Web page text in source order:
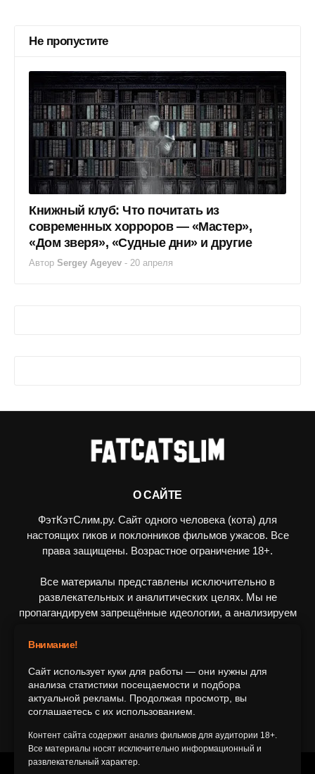
Не пропустите
Книжный клуб: Что почитать из
современных хорроров — «Мастер»,
«Дом зверя», «Судные дни» и другие
Автор Sergey Ageyev - 20 апреля
О САЙТЕ
ФэтКэтСлим.ру. Сайт одного человека (кота) для
настоящих гиков и поклонников фильмов ужасов. Все
права защищены. Возрастное ограничение 18+.
Все материалы представлены исключительно в
развлекательных и аналитических целях. Мы не
пропагандируем запрещённые идеологии, а анализируем
ПОДПИШИТЕСЬ НА НАС
Внимание!
Сайт использует куки для работы — они нужны для
анализа статистики посещаемости и подбора
актуальной рекламы. Продолжая просмотр, вы
соглашаетесь с их использованием.
Контент сайта содержит анализ фильмов для аудитории 18+.
Все материалы носят исключительно информационный и
развлекательный характер.